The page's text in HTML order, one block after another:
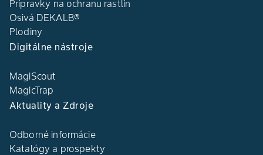
Prípravky na ochranu rastlín
Osivá DEKALB®
Plodiny
Digitálne nástroje
MagiScout
MagicTrap
Aktuality a Zdroje
Odborné informácie
Katalógy a prospekty